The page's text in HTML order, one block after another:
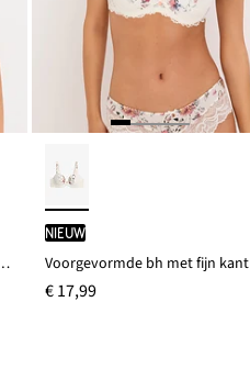
biologisch katoen (set van 2)
Nieuw
Voorgevormde bh met fijn kant
€ 17,99